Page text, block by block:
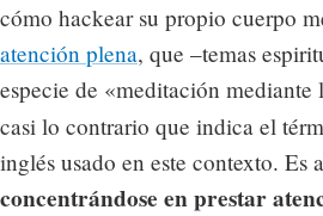
cómo hackear su propio cuerpo
atención plena, que –temas
especie de «meditación mediante
casi lo contrario que indica el
inglés usado en este contexto. Es
concentrándose en prestar